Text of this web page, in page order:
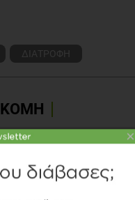
ΔΙΑΤΡΟΦΗ
×